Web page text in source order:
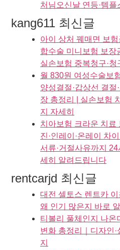
처님오신날 연등·템플
kang611 최신글
아이 상처 꿰매면 보
합수술 미니보험 보장
실손보험 중복청구·청
월 830원 여성수술보
양성결절·갑상선 결절
장 총정리 | 실손보험
지 자세히
치아보험 크라운 치료
진·인레이·온레이 차
서류·거절사유까지
세히 알려드립니다
rentcarjd 최신글
대전 셀토스 렌트카
왜 인기 많은지 바로
티볼리 풀체인지 나온
변화 총정리｜디자인
지